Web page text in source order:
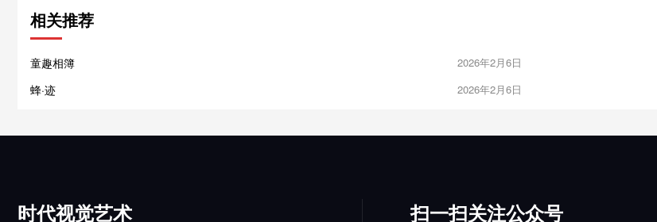
相关推荐
童趣相簿 2026年2月6日
蜂·迹 2026年2月6日
时代视觉艺术 扫一扫关注公众号